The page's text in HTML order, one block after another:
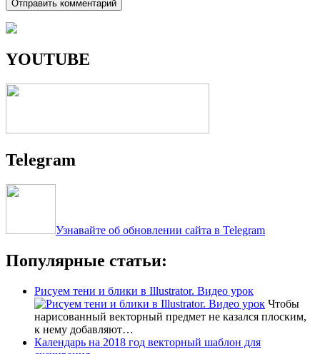
YOUTUBE
Telegram
Узнавайте об обновлении сайта в Telegram
Популярные статьи:
Рисуем тени и блики в Illustrator. Видео урок
Чтобы
нарисованный векторный предмет не казался плоским,
к нему добавляют…
Календарь на 2018 год векторный шаблон для